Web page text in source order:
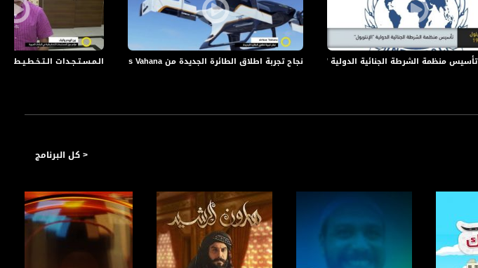
الـمـسـتـجـدات الـتـخـطـيـطـيـة في نجاح تجربة اطلاق الطائرة الجديدة من airbus Vahana - راجي يعقوب ،صباحنا غير،27.2.2018 ، قناة مساواة
< كل البرنامج